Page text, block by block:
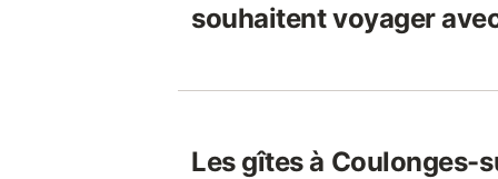
souhaitent voyager
Les gîtes à Coulonges-